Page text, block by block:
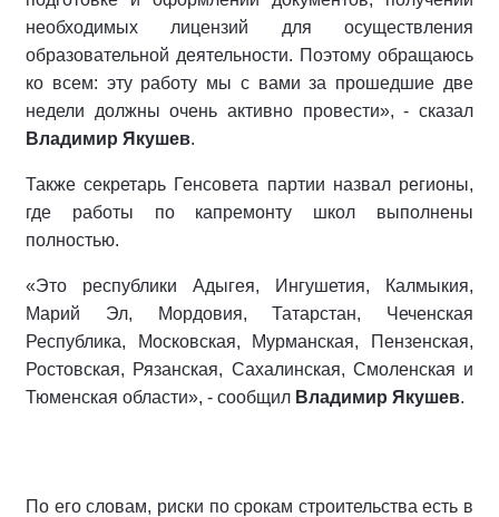
необходимых лицензий для осуществления
образовательной деятельности. Поэтому обращаюсь
ко всем: эту работу мы с вами за прошедшие две
недели должны очень активно провести», - сказал
Владимир Якушев.
Также секретарь Генсовета партии назвал регионы,
где работы по капремонту школ выполнены
полностью.
«Это республики Адыгея, Ингушетия, Калмыкия,
Марий Эл, Мордовия, Татарстан, Чеченская
Республика, Московская, Мурманская, Пензенская,
Ростовская, Рязанская, Сахалинская, Смоленская и
Тюменская области», - сообщил Владимир Якушев.
По его словам, риски по срокам строительства есть в